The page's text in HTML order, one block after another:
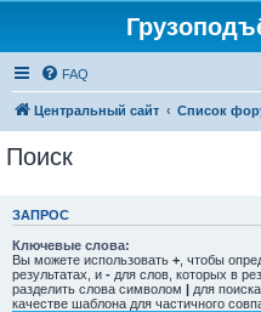
FAQ
Центральный сайт Список
Поиск
ЗАПРОС
Ключевые слова:
Вы можете использовать + , чтобы
результатах, и - для слов, которых в
разделить слова символом | для
качестве шаблона для частичного